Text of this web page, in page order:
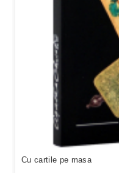
Cu cartile pe masa